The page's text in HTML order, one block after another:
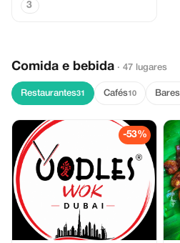
3
Comida e bebida · 47 lugares
Restaurantes31 Cafés10
-53%